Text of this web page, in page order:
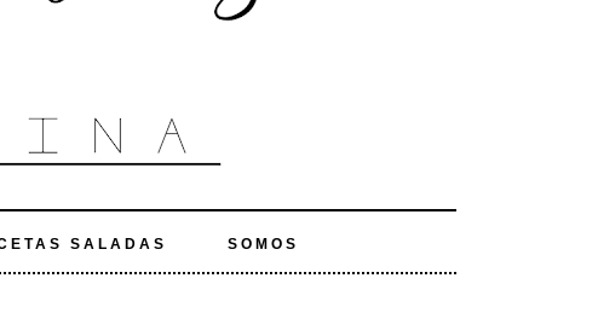
SALADAS SOMOS